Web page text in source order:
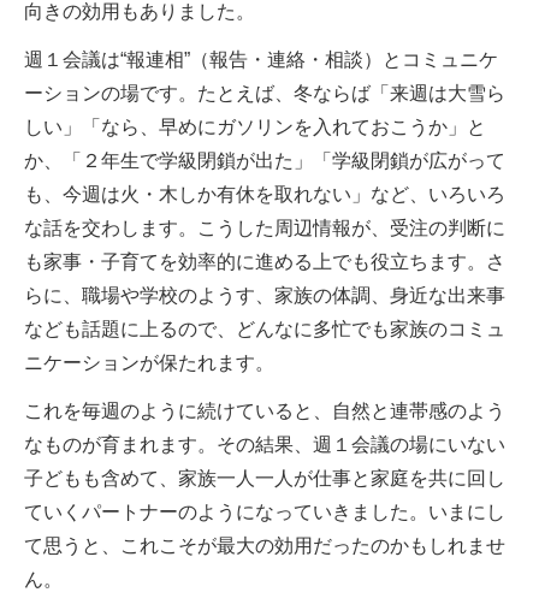
向きの効用もありました。
週１会議は“報連相”（報告・連絡・相談）とコミュニケ
ーションの場です。たとえば、冬ならば「来週は大雪ら
しい」「なら、早めにガソリンを入れておこうか」と
か、「２年生で学級閉鎖が出た」「学級閉鎖が広がって
も、今週は火・木しか有休を取れない」など、いろいろ
な話を交わします。こうした周辺情報が、受注の判断に
も家事・子育てを効率的に進める上でも役立ちます。さ
らに、職場や学校のようす、家族の体調、身近な出来事
なども話題に上るので、どんなに多忙でも家族のコミュ
ニケーションが保たれます。
これを毎週のように続けていると、自然と連帯感のよう
なものが育まれます。その結果、週１会議の場にいない
子どもも含めて、家族一人一人が仕事と家庭を共に回し
ていくパートナーのようになっていきました。いまにし
て思うと、これこそが最大の効用だったのかもしれませ
ん。